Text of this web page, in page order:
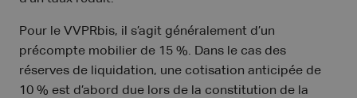
Pour le VVPRbis, il s’agit généralement d’un
précompte mobilier de 15 %. Dans le cas des
réserves de liquidation, une cotisation anticipée de
10 % est d’abord due lors de la constitution de la